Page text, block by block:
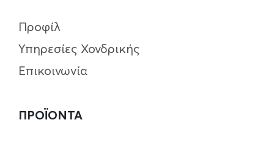
Προφίλ
Υπηρεσίες Χονδρικής
Επικοινωνία
ΠΡΟΪΟΝΤΑ